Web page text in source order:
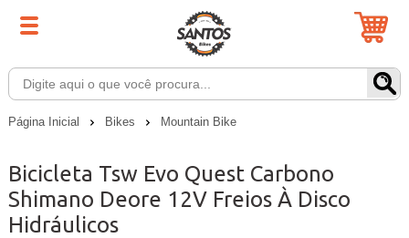
Página Inicial Bikes Mountain Bike
Bicicleta Tsw Evo Quest Carbono
Shimano Deore 12V Freios À Disco
Hidráulicos